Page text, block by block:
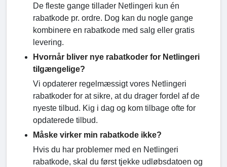
De fleste gange tillader Netlingeri kun én
rabatkode pr. ordre. Dog kan du nogle gange
kombinere en rabatkode med salg eller gratis
levering.
Hvornår bliver nye rabatkoder for Netlingeri
tilgængelige?
Vi opdaterer regelmæssigt vores Netlingeri
rabatkoder for at sikre, at du drager fordel af de
nyeste tilbud. Kig i dag og kom tilbage ofte for
opdaterede tilbud.
Måske virker min rabatkode ikke?
Hvis du har problemer med en Netlingeri
rabatkode, skal du først tjekke udløbsdatoen og